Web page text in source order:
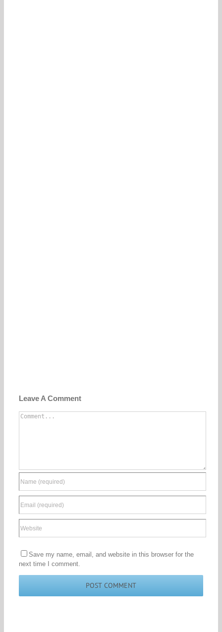
Leave A Comment
Comment
Save my name, email, and website in this browser for the
next time I comment.